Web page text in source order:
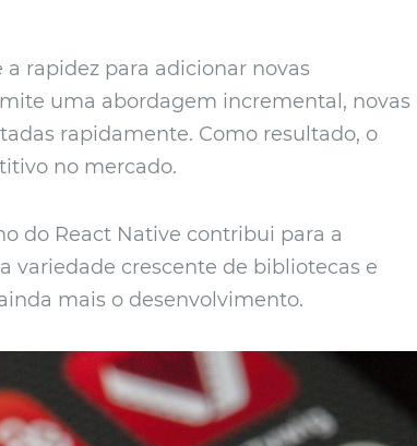
rapidez para adicionar novas
uma abordagem incremental, novas
rapidamente. Como resultado, o
no mercado.
do React Native contribui para a
variedade crescente de bibliotecas e
mais o desenvolvimento.